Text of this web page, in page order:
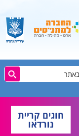
חוגים קריית
נורדאו